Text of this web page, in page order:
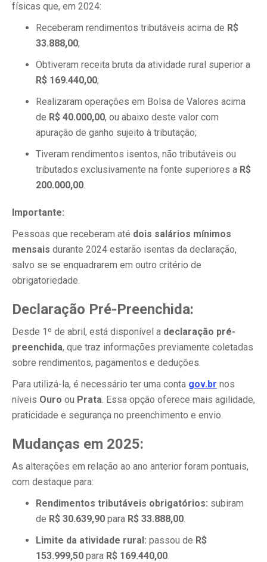
físicas que, em 2024:
Receberam rendimentos tributáveis acima de R$
33.888,00;
Obtiveram receita bruta da atividade rural superior a
R$ 169.440,00;
Realizaram operações em Bolsa de Valores acima
de R$ 40.000,00, ou abaixo deste valor com
apuração de ganho sujeito à tributação;
Tiveram rendimentos isentos, não tributáveis ou
tributados exclusivamente na fonte superiores a R$
200.000,00.
Importante:
Pessoas que receberam até dois salários mínimos
mensais durante 2024 estarão isentas da declaração,
salvo se se enquadrarem em outro critério de
obrigatoriedade.
Declaração Pré-Preenchida:
Desde 1º de abril, está disponível a declaração pré-
preenchida, que traz informações previamente coletadas
sobre rendimentos, pagamentos e deduções.
Para utilizá-la, é necessário ter uma conta gov.br nos
níveis Ouro ou Prata. Essa opção oferece mais agilidade,
praticidade e segurança no preenchimento e envio.
Mudanças em 2025:
As alterações em relação ao ano anterior foram pontuais,
com destaque para:
Rendimentos tributáveis obrigatórios: subiram
de R$ 30.639,90 para R$ 33.888,00.
Limite da atividade rural: passou de R$
153.999,50 para R$ 169.440,00.